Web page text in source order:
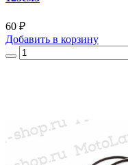
60 ₽
Добавить в корзину